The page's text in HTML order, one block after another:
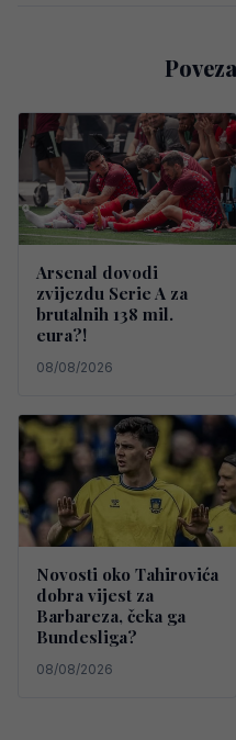
Arsenal dovodi
zvijezdu Serie A za
brutalnih 138 mil.
eura?!
08/08/2026
Novosti oko Tahirovića
dobra vijest za
Barbareza, čeka ga
Bundesliga?
08/08/2026